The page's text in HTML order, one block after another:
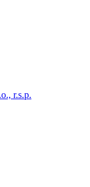
r.s.p.